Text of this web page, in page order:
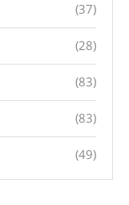
(37)
(28)
(83)
(83)
(49)